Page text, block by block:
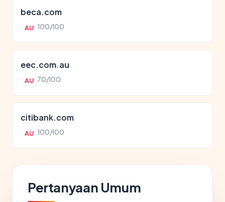
beca.com
AU 100/100
eec.com.au
AU 70/100
citibank.com
AU 100/100
Pertanyaan Umum